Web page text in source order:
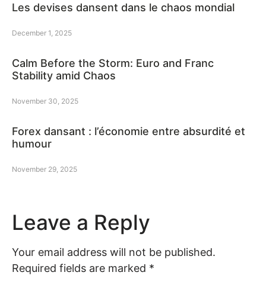
Les devises dansent dans le chaos mondial
December 1, 2025
Calm Before the Storm: Euro and Franc
Stability amid Chaos
November 30, 2025
Forex dansant : l’économie entre absurdité et
humour
November 29, 2025
Leave a Reply
Your email address will not be published.
Required fields are marked *